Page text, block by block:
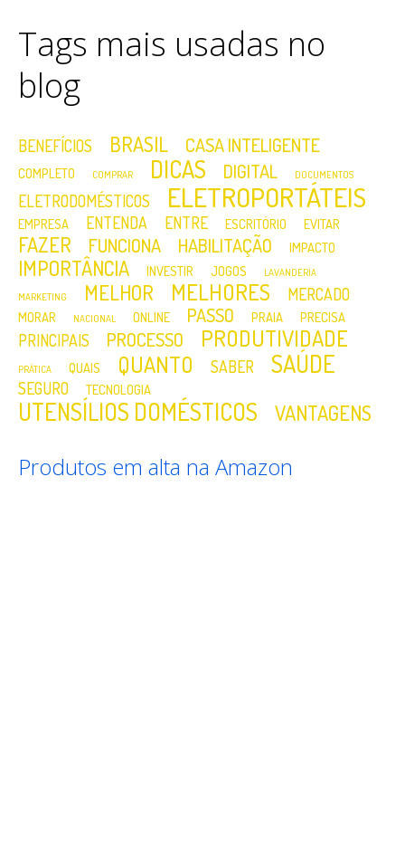
Tags mais usadas no
blog
BENEFÍCIOS BRASIL CASA INTELIGENTE
COMPLETO COMPRAR DICAS DIGITAL DOCUMENTOS
ELETRODOMÉSTICOS ELETROPORTÁTEIS
EMPRESA ENTENDA ENTRE ESCRITÓRIO EVITAR
FAZER FUNCIONA HABILITAÇÃO IMPACTO
IMPORTÂNCIA INVESTIR JOGOS
LAVANDERIA
MARKETING
MELHOR MELHORES MERCADO
MORAR NACIONAL ONLINE PASSO PRAIA PRECISA
PRINCIPAIS PROCESSO PRODUTIVIDADE
PRÁTICA QUAIS QUANTO SABER SAÚDE
SEGURO TECNOLOGIA
UTENSÍLIOS DOMÉSTICOS VANTAGENS
Produtos em alta na Amazon